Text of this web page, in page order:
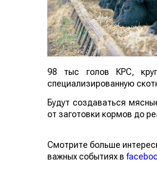
98 тыс голов КРС,
специализированную
Будут создаваться
от заготовки кормов до
Смотрите больше
важных событиях в